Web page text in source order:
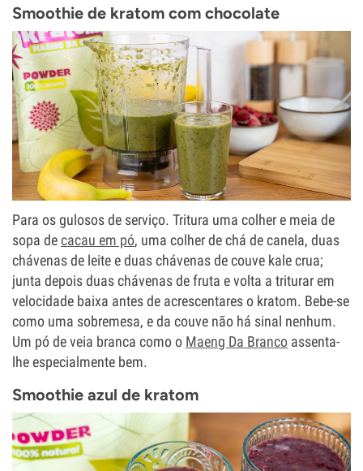
Smoothie de kratom com chocolate
Para os gulosos de serviço. Tritura uma colher e meia de
sopa decacau em pó, uma colher de chá de canela, duas
chávenas de leite e duas chávenas de couve kale crua;
junta depois duas chávenas de fruta e volta a triturar em
velocidade baixa antes de acrescentares o kratom. Bebe-se
como uma sobremesa, e da couve não há sinal nenhum.
Um pó de veia branca como o Maeng Da Branco assenta-
lhe especialmente bem.
Smoothie azul de kratom